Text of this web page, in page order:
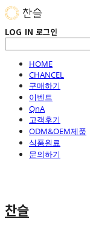
LOG IN 로그인
HOME
CHANCEL
구매하기
이벤트
QnA
고객후기
ODM&OEM제품
식품원료
문의하기
찬슬